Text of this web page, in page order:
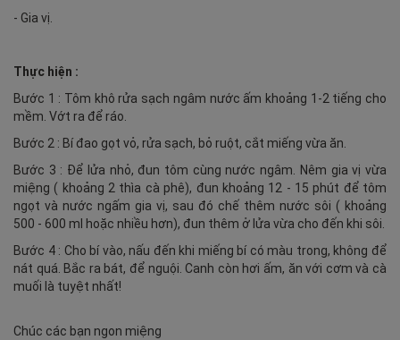
- Gia vị.
Thực hiện :
Bước 1 : Tôm khô rửa sạch ngâm nước ấm khoảng 1-2 tiếng cho
mềm. Vớt ra để ráo.
Bước 2 : Bí đao gọt vỏ, rửa sạch, bỏ ruột, cắt miếng vừa ăn.
Bước 3 : Để lửa nhỏ, đun tôm cùng nước ngâm. Nêm gia vị vừa
miệng ( khoảng 2 thìa cà phê), đun khoảng 12 - 15 phút để tôm
ngọt và nước ngấm gia vị, sau đó chế thêm nước sôi ( khoảng
500 - 600 ml hoặc nhiều hơn), đun thêm ở lửa vừa cho đến khi sôi.
Bước 4 : Cho bí vào, nấu đến khi miếng bí có màu trong, không để
nát quá. Bắc ra bát, để nguội. Canh còn hơi ấm, ăn với cơm và cà
muối là tuyệt nhất!
Chúc các bạn ngon miệng